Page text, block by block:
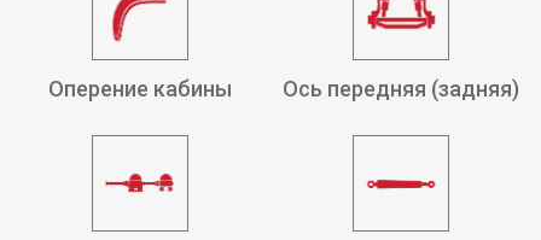
Оперение кабины Ось передняя (задняя)